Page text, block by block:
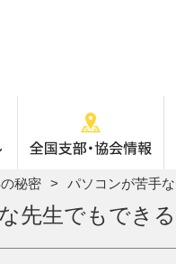
秘密 パソコンが苦手
先生でもでき